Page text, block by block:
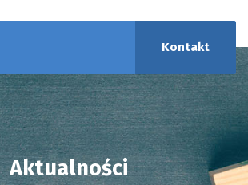
Kontakt
Aktualności